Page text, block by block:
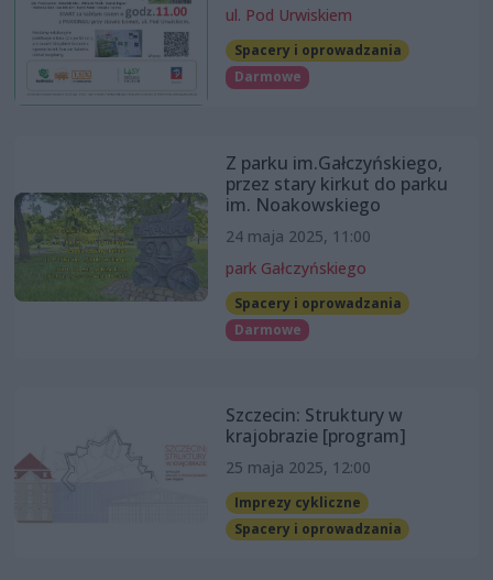
ul. Pod Urwiskiem
Spacery i oprowadzania
Darmowe
Z parku im.Gałczyńskiego,
przez stary kirkut do parku
im. Noakowskiego
24 maja 2025, 11:00
park Gałczyńskiego
Spacery i oprowadzania
Darmowe
Szczecin: Struktury w
krajobrazie [program]
25 maja 2025, 12:00
Imprezy cykliczne
Spacery i oprowadzania